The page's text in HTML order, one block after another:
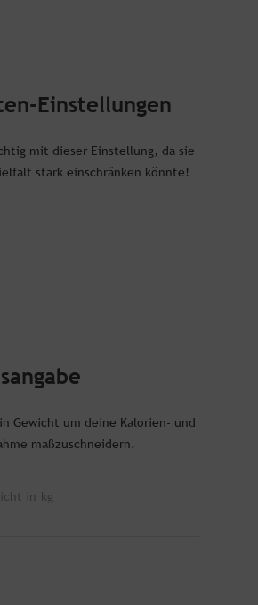
Einstellungen
mit dieser Einstellung, da sie
stark einschränken könnte!
Gewicht um deine Kalorien- und
maßzuschneidern.
in kg